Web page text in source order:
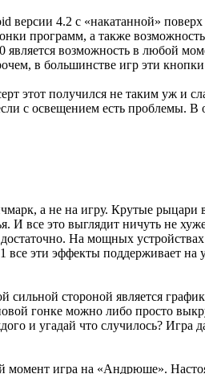
версии 4.2 с «накатанной»
программ, а также
возможность в любой
в большинстве игр эти
этот получился не таким уж
с освещением есть проблемы. В
а не на игру. Крутые
И все это выглядит ничуть не
На мощных
все эти эффекты поддерживает на
сильной стороной является
гонке можно либо просто
и угадай что случилось? Игра
момент игра на «Андрюше».